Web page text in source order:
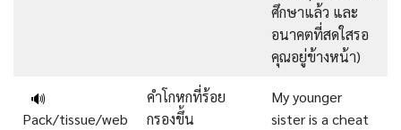
ศึกษาแล้ว และ
อนาคตที่สดใสรอ
คุณอยู่ข้างหน้า)
🔊
Pack/tissue/web
คำโกหกที่ร้อย
กรองขึ้น
My younger
sister is a cheat